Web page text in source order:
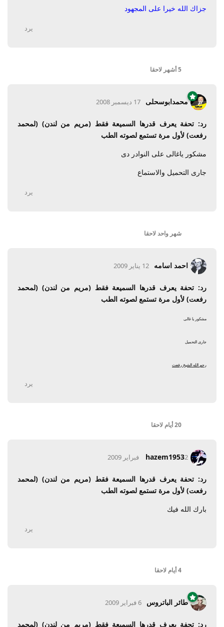
جزاك الله خيرا على المجهود
يرد
5 أشهر لاحقا
محمدابوسحلى 17 ديسمبر 2008
رد: تحفة يعرف قدرها السميعة فقط (مريم من لندن) (لمحمد
رفعت) لأول مرة تستمع لصوته الطب
مشكور ياغالى على النوادر دى
جارى التحميل والاستماع
يرد
شهر واحد لاحقا
احمد اسامه 12 يناير 2009
رد: تحفة يعرف قدرها السميعة فقط (مريم من لندن) (لمحمد
رفعت) لأول مرة تستمع لصوته الطب
مشكور يا غالى
جارى التحميل
رحم الله الشيخ رفعت
يرد
20 أيام لاحقا
hazem19532 فبراير 2009
رد: تحفة يعرف قدرها السميعة فقط (مريم من لندن) (لمحمد
رفعت) لأول مرة تستمع لصوته الطب
بارك الله فيك
يرد
4 أيام لاحقا
طائر الباتروس 6 فبراير 2009
رد: تحفة يعرف قدرها السميعة فقط (مريم من لندن) (لمحمد